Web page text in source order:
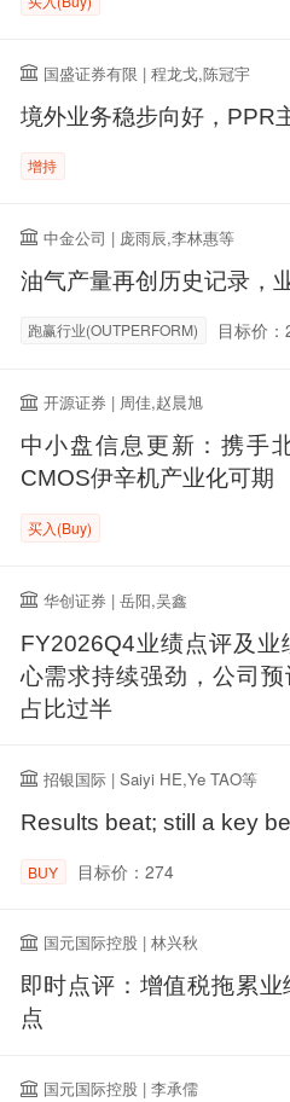
国盛证券有限 | 程龙戈,陈冠宇
境外业务稳步向好，PPR
增持
中金公司 | 庞雨辰,李林惠等
油气产量再创历史记录，
跑赢行业(OUTPERFORM) 目标价：
开源证券 | 周佳,赵晨旭
中小盘信息更新：携手
CMOS伊辛机产业化可期
买入(Buy)
华创证券 | 岳阳,吴鑫
FY2026Q4业绩点评及业
心需求持续强劲，公司
占比过半
招银国际 | Saiyi HE,Ye TAO等
Results beat; still a key
BUY 目标价：274
国元国际控股 | 林兴秋
即时点评：增值税拖累
点
国元国际控股 | 李承儒